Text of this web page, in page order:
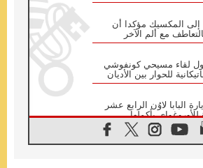
إلى المكسيك مؤكدا أن
مع ألم الآخر
لقاء مسيحي كونفوشي
للحوار بين الأديان
البابا لاوُن الرابع عشر
بأكملها
الزيارة الرسولية للبابا لاوُن